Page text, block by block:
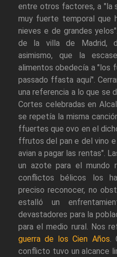
entre otros factores, a "la
muy fuerte temporal que
nieves e de grandes
de la villa de Madrid,
asimismo, que la
alimentos obedecía a "los
passado ffasta aquí".
una referencia a lo que se
Cortes celebradas en
se repetía la misma
ffuertes que ovo en el
ffrutos del pan e del vino
avian a pagar las rentas".
un azote para el mundo
conflictos bélicos los
preciso reconocer, no
estalló un
devastadores para la
para el medio rural. Nos
guerra de los Cien Años.
conflicto tuvo un alcance